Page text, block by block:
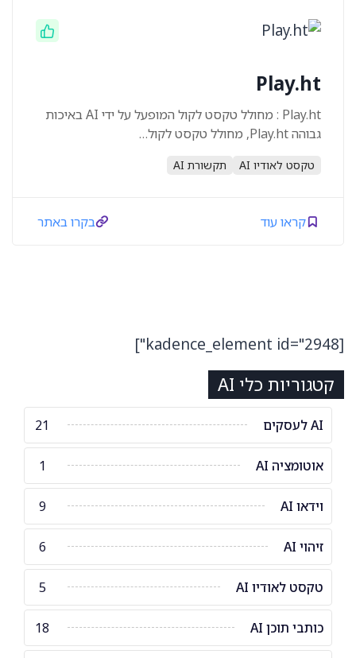
Play.ht
Play.ht : מחולל טקסט לקול המופעל על ידי AI באיכות
גבוהה Play.ht, מחולל טקסט לקול…
טקסט לאודיו AI תקשורת AI
קראו עוד בקרו באתר
[kadence_element id="2948"]
קטגוריות כלי AI
AI לעסקים 21
אוטומציה AI 1
וידאו AI 9
זיהוי AI 6
טקסט לאודיו AI 5
כותבי תוכן AI 18